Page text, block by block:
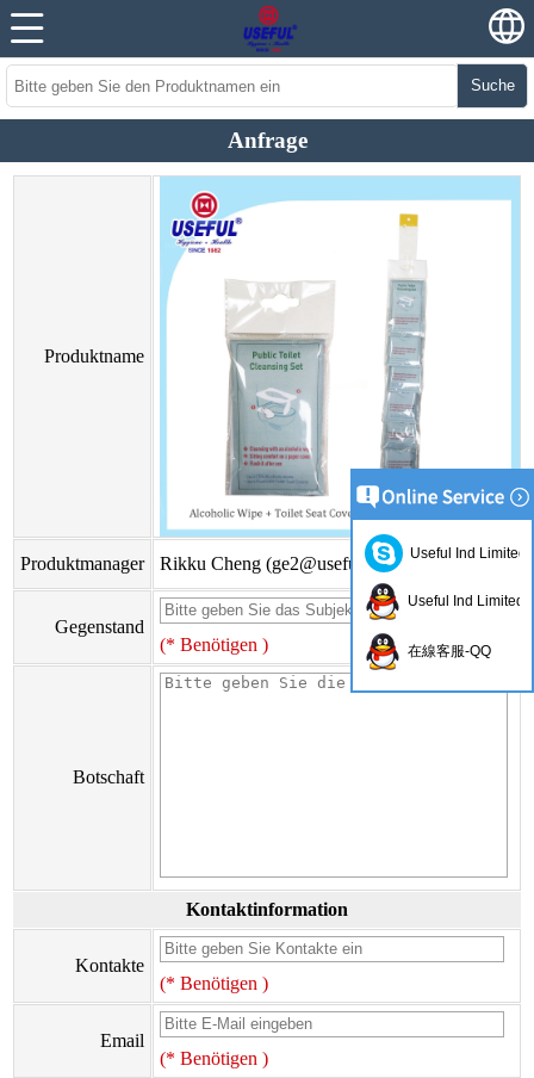
Suche
Anfrage
Produktname
Produktmanager Rikku Cheng (ge2@usefulhk.com)
Gegenstand
(* Benötigen )
Botschaft
Kontaktinformation
Kontakte
(* Benötigen )
Email
(* Benötigen )
Useful Ind Limited
Useful Ind Limited
在線客服-QQ